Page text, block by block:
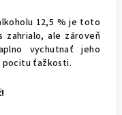
12,5 % je toto
zahrialo, ale zároveň
vychutnať jeho
pocitu ťažkosti.